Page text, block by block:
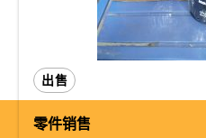
出售
零件销售